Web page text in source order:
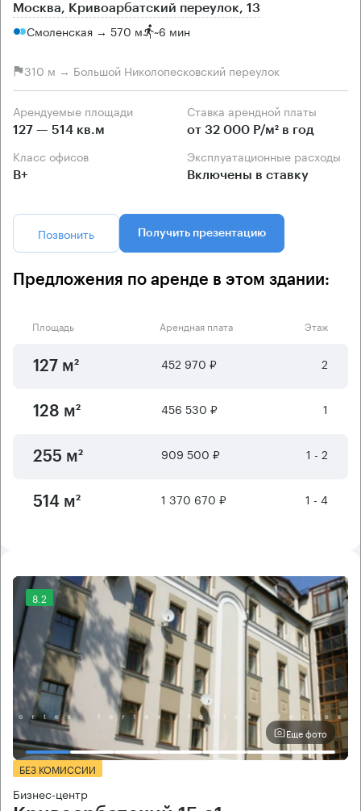
Москва, Кривоарбатский переулок, 13
Смоленская → 570 м ~6 мин
310 м → Большой Николопесковский переулок
Арендуемые площади
127 — 514 кв.м
Ставка арендной платы
от 32 000 Р/м² в год
Класс офисов
B+
Эксплуатационные расходы
Включены в ставку
Позвонить Получить презентацию
Предложения по аренде в этом здании:
Площадь Арендная плата Этаж
127 м² 452 970 ₽ 2
128 м² 456 530 ₽ 1
255 м² 909 500 ₽ 1 - 2
514 м² 1 370 670 ₽ 1 - 4
8.2
Еще фото
БЕЗ КОМИССИИ
Бизнес-центр